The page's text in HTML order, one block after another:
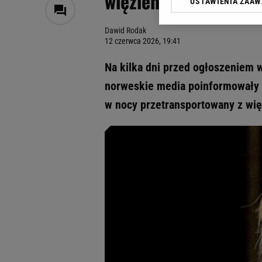
Dawid Rodak
12 czerwca 2026, 19:41
Na kilka dni przed ogłoszeniem
norweskie media
w nocy przetransportowany z
Klikając „Akceptuję”
odnośnik „Ustawienia
My, nasi Zaufani
Użycie dokładnych
Przechowywanie